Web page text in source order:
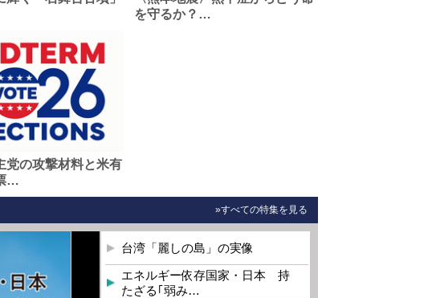
を守るか？…
党の攻撃材料と米有
…
»すべての特集を見る
台湾「麗しの島」の実像
エネルギー依存国家・日本 持
たざる｢弱み…